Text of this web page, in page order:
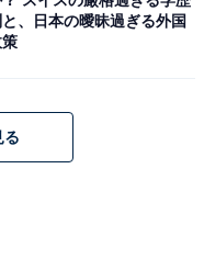
、日本の曖昧過ぎる外国
策
る